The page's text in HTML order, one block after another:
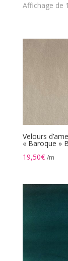
Affichage de
Velours
« Baroque »
19,50€ /m